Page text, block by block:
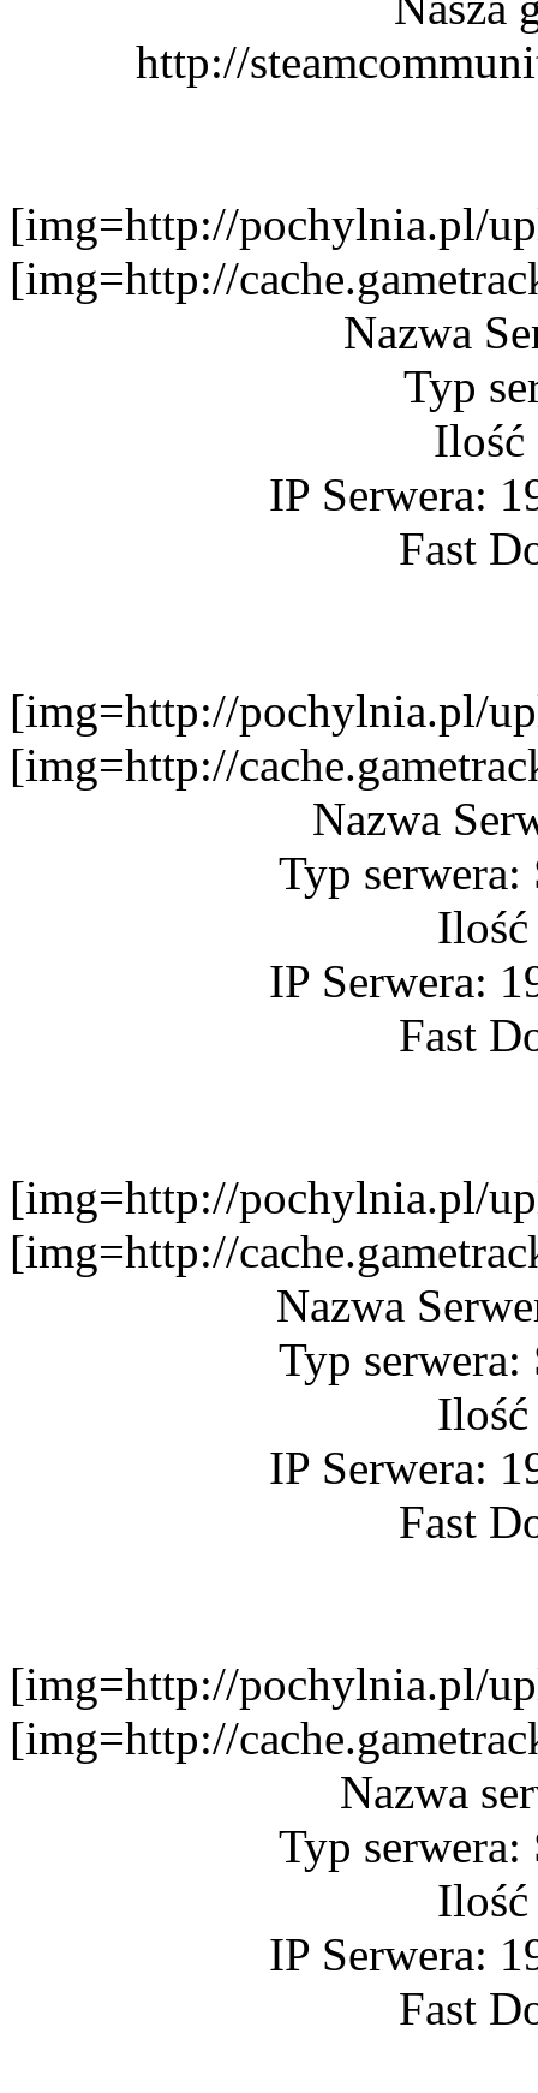
http://
[img=http://pochylnia.pl/
[img=http://
Nazwa
Typ
Ilość
IP Serwera:
Fast
[img=http://pochylnia.pl/
[img=http://
Nazwa
Typ serwera:
IP Serwera:
Fast
[img=http://pochylnia.pl/
[img=http://
Nazwa
Typ serwera:
IP Serwera:
Fast
[img=http://pochylnia.pl/
[img=http://
Nazwa
Typ serwera:
IP Serwera:
Fast